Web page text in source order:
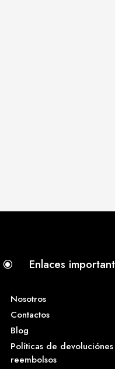
\ Enlaces
Nosotros
Contactos
Blog
Políticas de
reembolsos